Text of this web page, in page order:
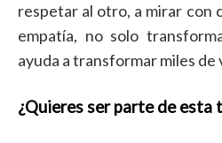
respetar al otro, a mirar con
empatía, no solo
ayuda a transformar miles de
¿Quieres ser parte de esta